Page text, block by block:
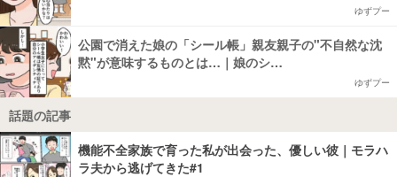
ゆずプー
公園で消えた娘の「シール帳」親友親子の"不自然な沈
黙"が意味するものとは…｜娘のシ…
ゆずプー
話題の記事
機能不全家族で育った私が出会った、優しい彼｜モラハ
ラ夫から逃げてきた#1